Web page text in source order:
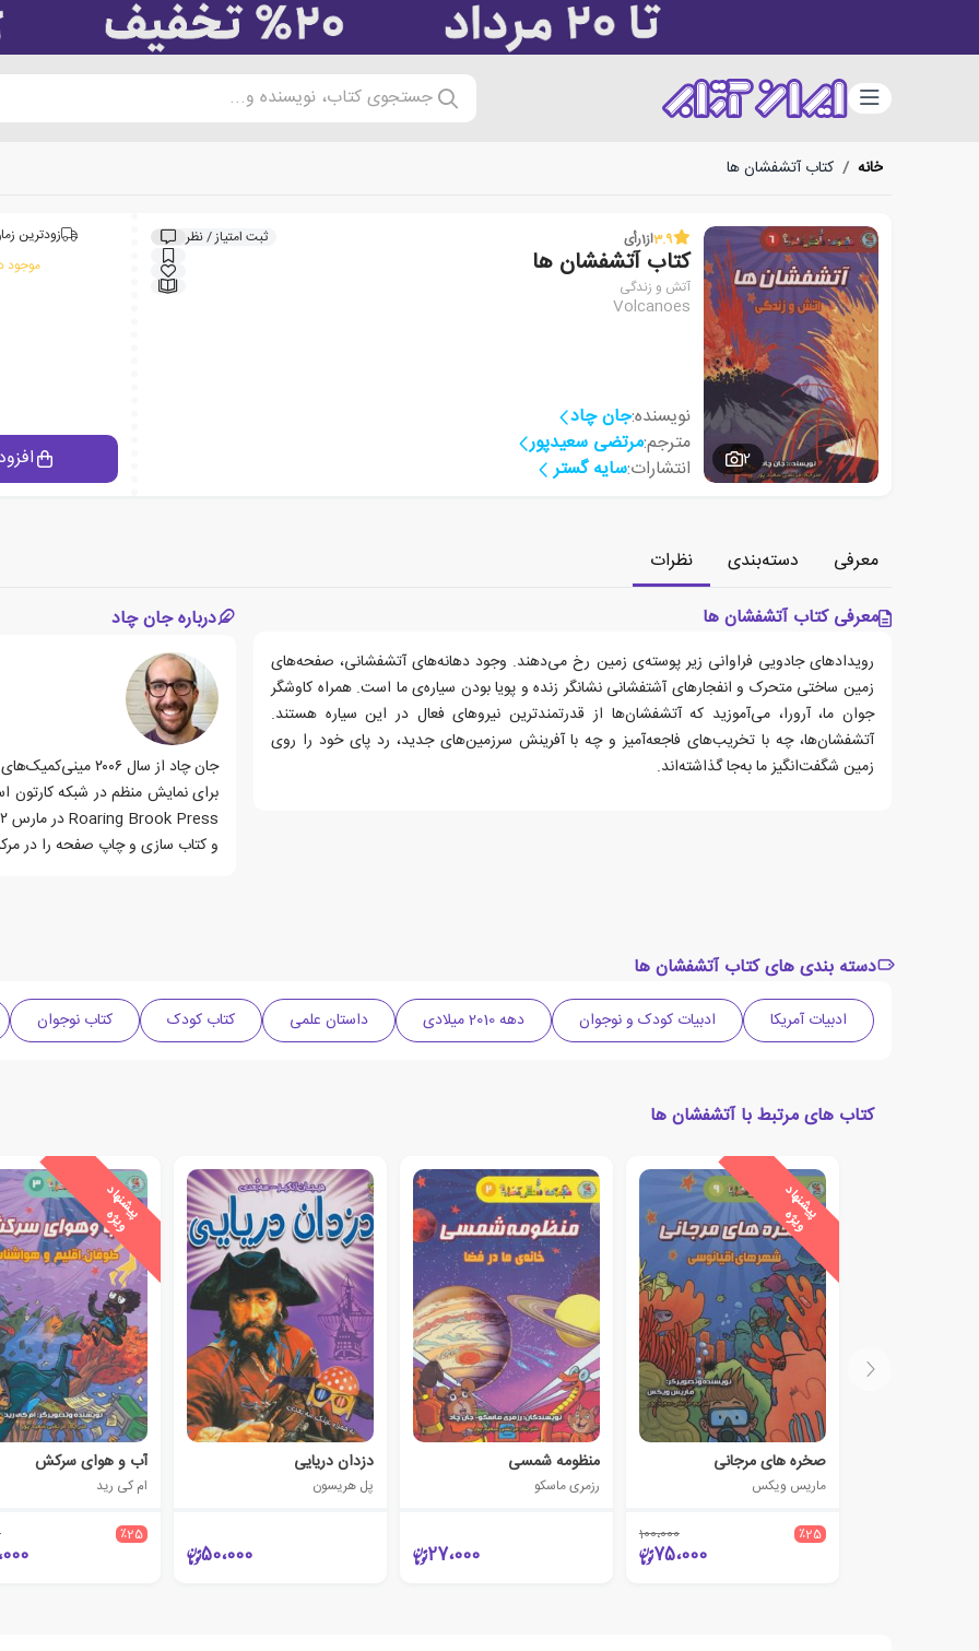
دسته‌بندی جستجوی کتاب، نویسنده و...
خانه / کتاب آتشفشان ها
2
3.9از1رأی ثبت امتیاز / نظر
کتاب آتشفشان ها
آتش و زندگی
Volcanoes
نویسنده:جان چاد
مترجم:مرتضی سعیدپور
انتشارات:سایه گستر
زودترین
موجود
معرفی دسته‌بندی
نظرات
معرفی کتاب آتشفشان ها
رویدادهای جادویی فراوانی زیر پوسته‌ی زمین رخ می‌دهند. وجود دهانه‌های آتشفشانی، صفحه‌های
زمین ساختی متحرک و انفجارهای آشتفشانی نشانگر زنده و پویا بودن سیاره‌ی ما است. همراه کاوشگر
جوان ما، آرورا، می‌آموزید که آتشفشان‌ها از قدرتمندترین نیروهای فعال در این سیاره هستند.
آتشفشان‌ها، چه با تخریب‌های فاجعه‌آمیز و چه با آفرینش سرزمین‌های جدید، رد پای خود را روی
زمین شگفت‌انگیز ما به‌جا گذاشته‌اند.
درباره جان چاد
جان چاد از سال
برای نمایش منظم در شبکه کارتون
و کتاب سازی و چاپ صفحه را در
دسته بندی های کتاب آتشفشان ها
ادبیات آمریکا ادبیات کودک و نوجوان دهه 2010 میلادی داستان علمی کتاب کودک کتاب نوجوان
کتاب های مرتبط با آتشفشان ها
پ
ی
ش
ن
ه
ا
د
و
ی
ژ
ه
صخره های مرجانی
ماریس ویکس
٪25 100،000
75،000
منظومه شمسی
رزمری ماسکو
27،000
دزدان دریایی
پل هریسون
50،000
پ
ی
ش
ن
ه
ا
د
و
ی
ژ
ه
آب و هوای سرکش
ام کی رید
٪25